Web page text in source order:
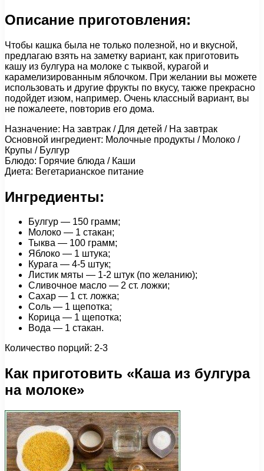
Описание приготовления:
Чтобы кашка была не только полезной, но и вкусной,
предлагаю взять на заметку вариант, как приготовить
кашу из булгура на молоке с тыквой, курагой и
карамелизированным яблочком. При желании вы можете
использовать и другие фрукты по вкусу, также прекрасно
подойдет изюм, например. Очень классный вариант, вы
не пожалеете, повторив его дома.
Назначение: На завтрак / Для детей / На завтрак
Основной ингредиент: Молочные продукты / Молоко /
Крупы / Булгур
Блюдо: Горячие блюда / Каши
Диета: Вегетарианское питание
Ингредиенты:
Булгур — 150 грамм;
Молоко — 1 стакан;
Тыква — 100 грамм;
Яблоко — 1 штука;
Курага — 4-5 штук;
Листик мяты — 1-2 штук (по желанию);
Сливочное масло — 2 ст. ложки;
Сахар — 1 ст. ложка;
Соль — 1 щепотка;
Корица — 1 щепотка;
Вода — 1 стакан.
Количество порций: 2-3
Как приготовить «Каша из булгура
на молоке»